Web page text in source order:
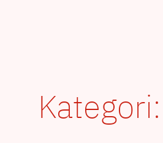
Kategori: